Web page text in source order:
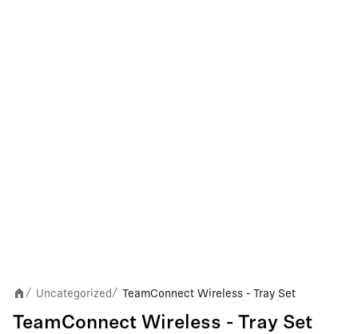
/ Uncategorized/ TeamConnect Wireless - Tray Set
TeamConnect Wireless - Tray Set